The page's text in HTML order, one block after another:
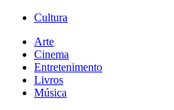
Cultura
Arte
Cinema
Entretenimento
Livros
Música